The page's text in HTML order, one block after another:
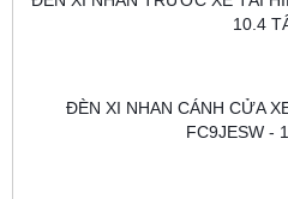
10.4
ĐÈN XI NHAN CÁNH CỬA
FC9JESW -